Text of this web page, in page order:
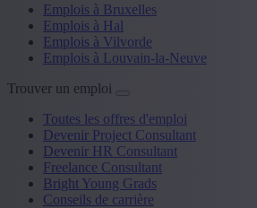
Emplois à Bruxelles
Emplois à Hal
Emplois à Vilvorde
Emplois à Louvain-la-Neuve
Trouver un emploi
Toutes les offres d'emploi
Devenir Project Consultant
Devenir HR Consultant
Freelance Consultant
Bright Young Grads
Conseils de carrière